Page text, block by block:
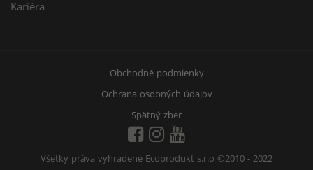
Kariéra
Obchodné podmienky
Ochrana osobných údajov
Spätný zber
Všetky práva vyhradené Ecoprodukt s.r.o ©2010 - 2022